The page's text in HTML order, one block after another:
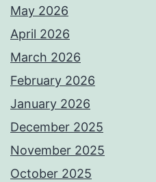
May 2026
April 2026
March 2026
February 2026
January 2026
December 2025
November 2025
October 2025